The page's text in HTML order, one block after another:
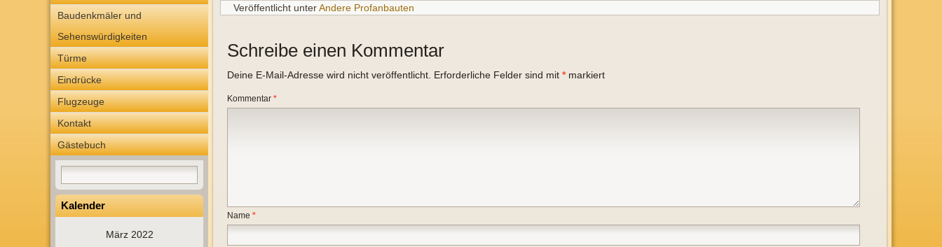
Baudenkmäler und
Sehenswürdigkeiten
Türme
Eindrücke
Flugzeuge
Kontakt
Gästebuch
Kalender
März 2022
Veröffentlicht unterAndere Profanbauten
Schreibe einen Kommentar
Deine E-Mail-Adresse wird nicht veröffentlicht. Erforderliche Felder sind mit *markiert
Kommentar *
Name *